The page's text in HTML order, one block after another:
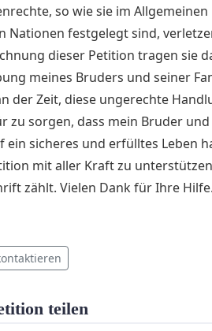
so wie sie im
Nationen festgelegt sind,
dieser Petition tragen sie
meines Bruders und seiner
der Zeit, diese ungerechte
zu sorgen, dass mein Bruder und
ein sicheres und erfülltes Leben
mit aller Kraft zu
zählt. Vielen Dank für Ihre Hilfe.
teilen